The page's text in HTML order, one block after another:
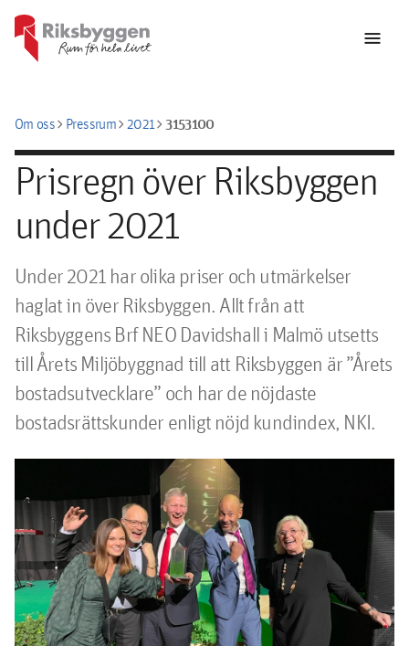
menu
Om osschevron_rightPressrumchevron_right2021chevron_right3153100
Prisregn över Riksbyggen
under 2021
Under 2021 har olika priser och utmärkelser
haglat in över Riksbyggen. Allt från att
Riksbyggens Brf NEO Davidshall i Malmö utsetts
till Årets Miljöbyggnad till att Riksbyggen är ”Årets
bostadsutvecklare” och har de nöjdaste
bostadsrättskunder enligt nöjd kundindex, NKI.